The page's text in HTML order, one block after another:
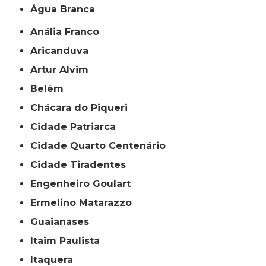
Água Branca
Anália Franco
Aricanduva
Artur Alvim
Belém
Chácara do Piqueri
Cidade Patriarca
Cidade Quarto Centenário
Cidade Tiradentes
Engenheiro Goulart
Ermelino Matarazzo
Guaianases
Itaim Paulista
Itaquera